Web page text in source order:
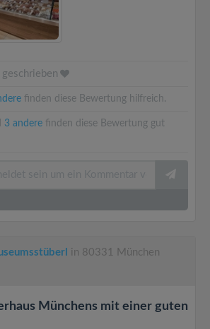
geschrieben
finden diese Bewertung hilfreich.
3 andere finden diese Bewertung gut
in 80331 München
Münchens mit einer guten